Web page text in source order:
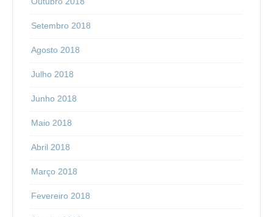
Setembro 2018
Agosto 2018
Julho 2018
Junho 2018
Maio 2018
Abril 2018
Março 2018
Fevereiro 2018